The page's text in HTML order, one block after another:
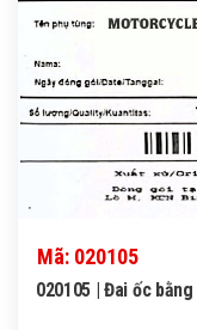
Mã: 020105
020105 | Đai ốc